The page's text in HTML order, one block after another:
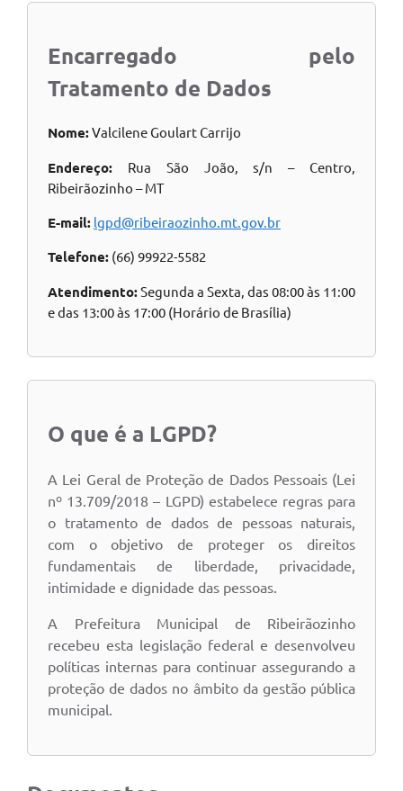
Encarregado pelo
Tratamento de Dados
Nome:Valcilene Goulart Carrijo
Endereço: Rua São João, s/n – Centro,
Ribeirãozinho – MT
E-mail: lgpd@ribeiraozinho.mt.gov.br
Telefone: (66) 99922-5582
Atendimento:Segunda a Sexta, das 08:00 às 11:00
e das 13:00 às 17:00 (Horário de Brasília)
O que é a LGPD?
A Lei Geral de Proteção de Dados Pessoais (Lei
nº 13.709/2018 – LGPD) estabelece regras para
o tratamento de dados de pessoas naturais,
com o objetivo de proteger os direitos
fundamentais de liberdade, privacidade,
intimidade e dignidade das pessoas.
A Prefeitura Municipal de Ribeirãozinho
recebeu esta legislação federal e desenvolveu
políticas internas para continuar assegurando a
proteção de dados no âmbito da gestão pública
municipal.